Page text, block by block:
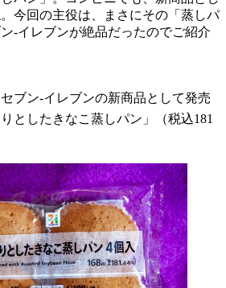
今回の主役は、まさにその「蒸しパ
-イレブンが絶品だったのでご紹介
ブン-イレブンの新商品として発売
としたきなこ蒸しパン」（税込181